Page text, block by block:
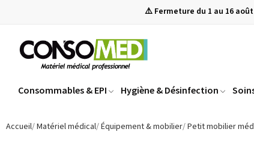
⚠️ Fermeture du 1 au 16
Consommables & EPI Hygiène & Désinfection
Accueil Matériel médical Équipement & mobilier Petit mobilier